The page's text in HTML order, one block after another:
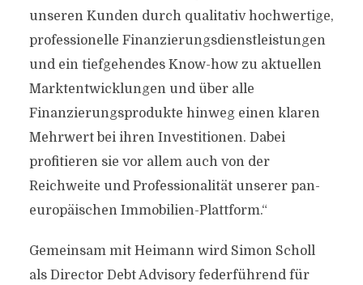
unseren Kunden durch qualitativ hochwertige,
professionelle Finanzierungsdienstleistungen
und ein tiefgehendes Know-how zu aktuellen
Marktentwicklungen und über alle
Finanzierungsprodukte hinweg einen klaren
Mehrwert bei ihren Investitionen. Dabei
profitieren sie vor allem auch von der
Reichweite und Professionalität unserer pan-
europäischen Immobilien-Plattform.“
Gemeinsam mit Heimann wird Simon Scholl
als Director Debt Advisory federführend für